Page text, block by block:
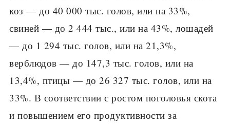
коз — до 40 000 тыс. голов, или на 33%,
свиней — до 2 444 тыс., или на 43%, лошадей
— до 1 294 тыс. голов, или на 21,3%,
верблюдов — до 147,3 тыс. голов, или на
13,4%, птицы — до 26 327 тыс. голов, или на
33%. В соответствии с ростом поголовья скота
и повышением его про­дуктивности за